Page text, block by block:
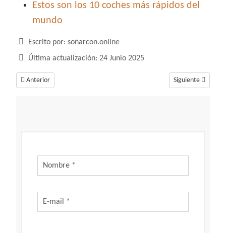
Estos son los 10 coches más rápidos del
mundo
Detalles
Escrito por: soñarcon.online
Última actualización: 24 Junio 2025
Artículo anterior: Soñar con correr, un buen augurio para alcanzar tus
Anterior Artículo siguiente:
Siguiente